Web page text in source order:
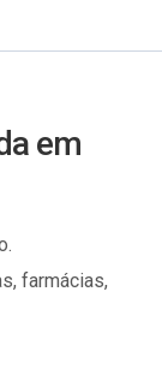
em
farmácias,